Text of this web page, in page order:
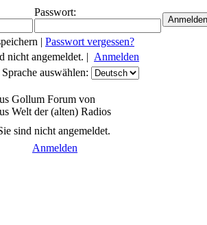
Passwort:
| Passwort vergessen?
nicht angemeldet. | Anmelden
Sprache auswählen:
Gollum Forum von
Welt der (alten) Radios
sind nicht angemeldet.
Anmelden